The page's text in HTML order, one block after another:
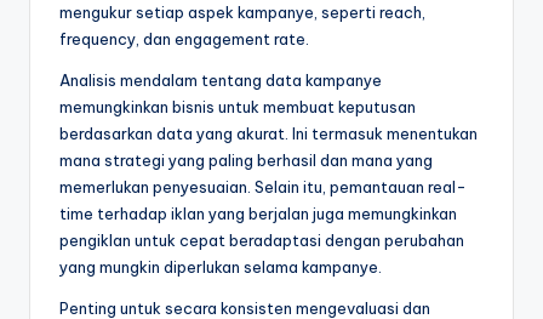
mengukur setiap aspek kampanye, seperti reach,
frequency, dan engagement rate.
Analisis mendalam tentang data kampanye
memungkinkan bisnis untuk membuat keputusan
berdasarkan data yang akurat. Ini termasuk menentukan
mana strategi yang paling berhasil dan mana yang
memerlukan penyesuaian. Selain itu, pemantauan real-
time terhadap iklan yang berjalan juga memungkinkan
pengiklan untuk cepat beradaptasi dengan perubahan
yang mungkin diperlukan selama kampanye.
Penting untuk secara konsisten mengevaluasi dan